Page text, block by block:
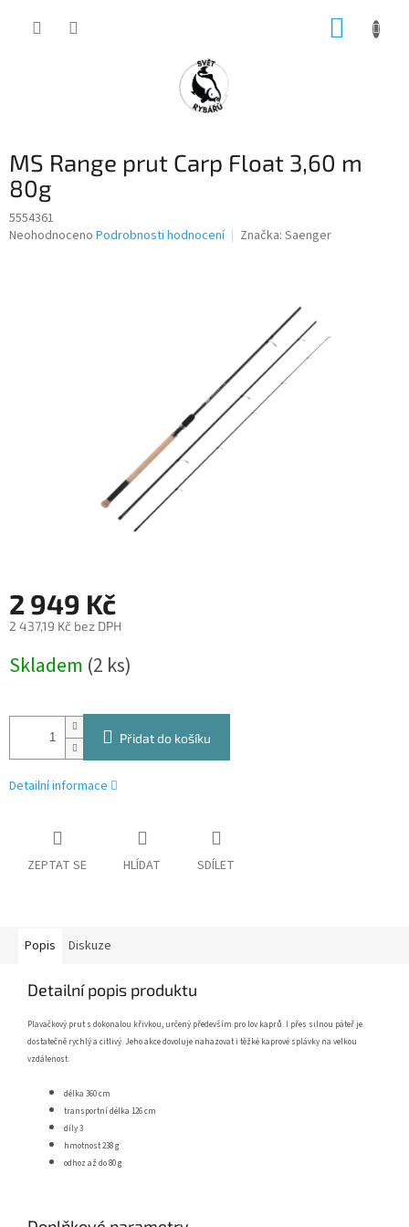
MS Range prut Carp Float 3,60 m
80g
5554361
Průměrné
Neohodnoceno Podrobnosti hodnocení Značka: Saenger
2 949 Kč
2 437,19 Kč bez DPH
cena:
Skladem (2 ks)
Přidat do košíku
Detailní informace
ZEPTAT SE HLÍDAT SDÍLET
Popis Diskuze
Detailní popis produktu
Plavačkový prut s dokonalou křivkou, určený především pro lov kaprů. I přes silnou páteř je
dostatečně rychlý a citlivý. Jeho akce dovoluje nahazovat i těžké kaprové splávky na velkou
vzdálenost.
délka 360 cm
transportní délka 126 cm
díly 3
hmotnost 238 g
odhoz až do 80 g